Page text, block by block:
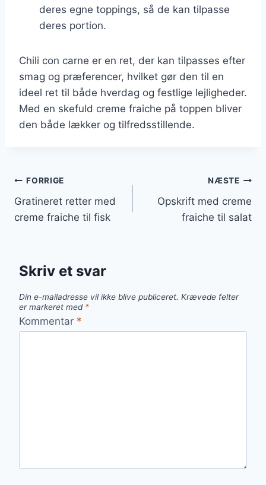
deres egne toppings, så de kan tilpasse
deres portion.
Chili con carne er en ret, der kan tilpasses efter
smag og præferencer, hvilket gør den til en
ideel ret til både hverdag og festlige lejligheder.
Med en skefuld creme fraiche på toppen bliver
den både lækker og tilfredsstillende.
Indlægsnavigation
FORRIGE
Gratineret retter med
creme fraiche til fisk
NÆSTE
Opskrift med creme
fraiche til salat
Skriv et svar
Din e-mailadresse vil ikke blive publiceret. Krævede felter
er markeret med *
Kommentar *